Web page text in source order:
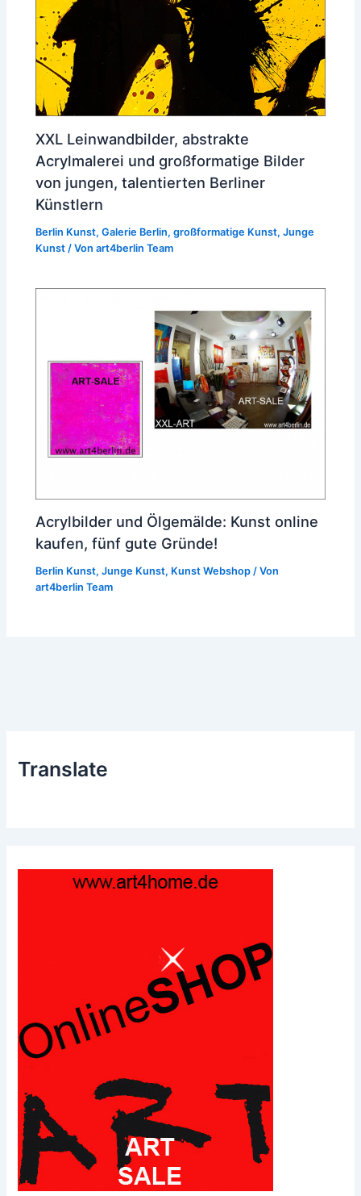
XXL Leinwandbilder, abstrakte
Acrylmalerei und großformatige Bilder
von jungen, talentierten Berliner
Künstlern
Berlin Kunst,Galerie Berlin,großformatige Kunst,Junge
Kunst / Vonart4berlin Team
Acrylbilder und Ölgemälde: Kunst online
kaufen, fünf gute Gründe!
Berlin Kunst,Junge Kunst, Kunst Webshop / Von
art4berlin Team
Translate